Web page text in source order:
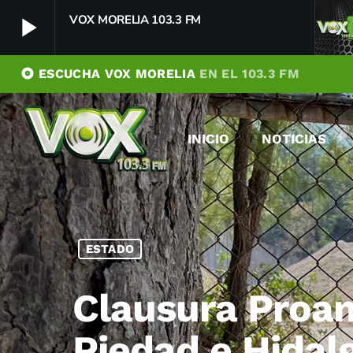
play_arrow VOX MORELIA 103.3 FM
play_arrow VOX MORELIA 103.3 FM
Player Debug
pushFeed = INITIALIZE1785999583671
[object Object]
newFeedReading = REITERATE - 1785999583672
newFeedReading = REITERATE - 1785999583741
album ESCUCHA VOX MORELIA EN EL 103.3 FM
INICIO NOTICIAS
ESTADO
Clausura